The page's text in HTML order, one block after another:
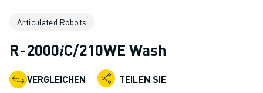
ROBOTERPALETTE
ROBOTER-ZUBEHÖR
ROBOTER-SOFTWARE
SIMULATIONSSOFTWARE
Articulated Robots
R-2000𝑖C/210WE Wash
VERGLEICHEN TEILEN SIE